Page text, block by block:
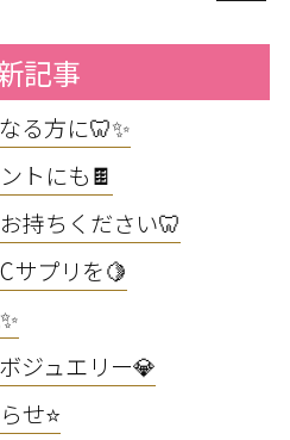
記事
る方に🦷✨
トにも🍫
持ちください🦷
サプリを🍋
ジュエリー💎
せ⭐